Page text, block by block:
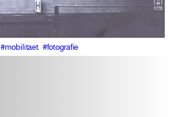
#mobilitaet #fotografie